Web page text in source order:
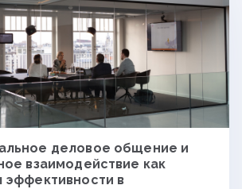
деловое общение и
взаимодействие как
эффективности в